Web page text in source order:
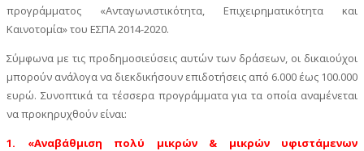
προγράμματος «Ανταγωνιστικότητα, Επιχειρηματικότητα και
Καινοτομία» του ΕΣΠΑ 2014-2020.
Σύμφωνα με τις προδημοσιεύσεις αυτών των δράσεων, οι δικαιούχοι
μπορούν ανάλογα να διεκδικήσουν επιδοτήσεις από 6.000 έως 100.000
ευρώ. Συνοπτικά τα τέσσερα προγράμματα για τα οποία αναμένεται
να προκηρυχθούν είναι:
1. «Αναβάθμιση πολύ μικρών & μικρών υφιστάμενων